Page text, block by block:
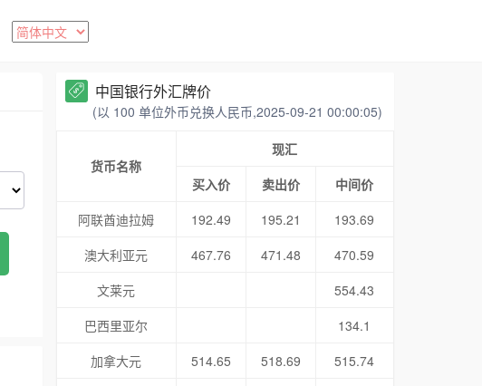
中国银行外汇牌价
(以 100 单位外币兑换人民币,2025-09-21 00:00:05)
货币名称
现汇
买入价
卖出价
中间价
阿联酋迪拉姆
192.49 195.21
193.69
澳大利亚元
467.76 471.48
470.59
文莱元
554.43
巴西里亚尔
134.1
加拿大元
514.65 518.69
515.74